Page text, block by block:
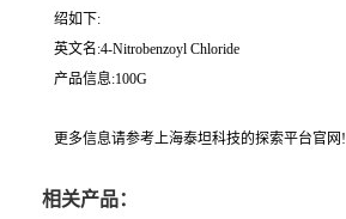
绍如下:
英文名:4-Nitrobenzoyl Chloride
产品信息:100G
更多信息请参考上海泰坦科技的探索平台官网!
相关产品：